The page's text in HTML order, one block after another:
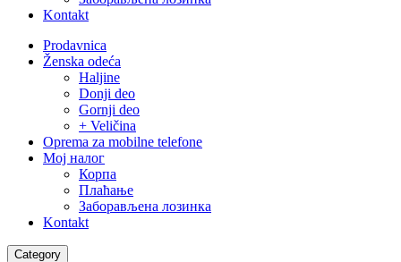
Kontakt
Close
Menu
Prodavnica
Ženska odeća
Haljine
Donji deo
Gornji deo
+ Veličina
Oprema za mobilne telefone
Moj налог
Корпа
Плаћање
Заборављена лозинка
Kontakt
Category